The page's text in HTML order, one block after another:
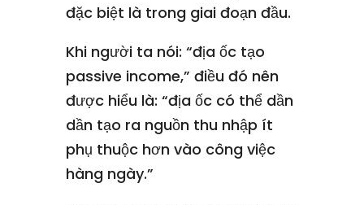
đặc biệt là trong giai đoạn đầu.
Khi người ta nói: “địa ốc tạo
passive income,” điều đó nên
được hiểu là: “địa ốc có thể dần
dần tạo ra nguồn thu nhập ít
phụ thuộc hơn vào công việc
hàng ngày.”